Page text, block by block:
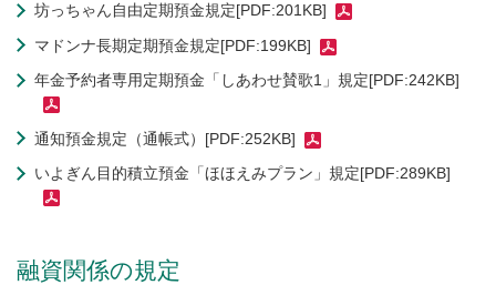
坊っちゃん自由定期預金規定[PDF:201KB]
マドンナ長期定期預金規定[PDF:199KB]
年金予約者専用定期預金「しあわせ賛歌1」規定[PDF:242KB]
通知預金規定（通帳式）[PDF:252KB]
いよぎん目的積立預金「ほほえみプラン」規定[PDF:289KB]
融資関係の規定